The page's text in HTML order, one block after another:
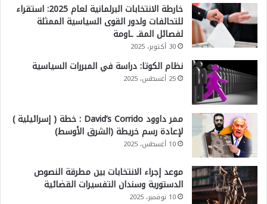
ر
ب
ر
خارطة الانتخابات البرلمانية لعام 2025: استقراء
للتحالفات ولدور القوى السياسية الممثلة
لفصائل المقـ ـاومة
30 أكتوبر، 2025
نظام الكوتا: دراسة في المبررات السياسية
25 أغسطس، 2025
ممر داوود David’s Corrido : خطة ( إسرائيلية )
لإعادة رسم خريطة (الشرق الأوسط)
10 أغسطس، 2025
موعد إجراء الانتخابات بين مطرقة النصوص
الدستورية وسندان التفسيرات القضائية
10 نوفمبر، 2025